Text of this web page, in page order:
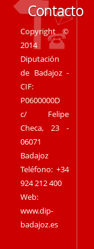
Contacto
Copyright ©
2014
Diputación
de Badajoz -
CIF:
P0600000D
c/ Felipe
Checa, 23 -
06071
Badajoz
Teléfono: +34
924 212 400
Web:
www.dip-
badajoz.es